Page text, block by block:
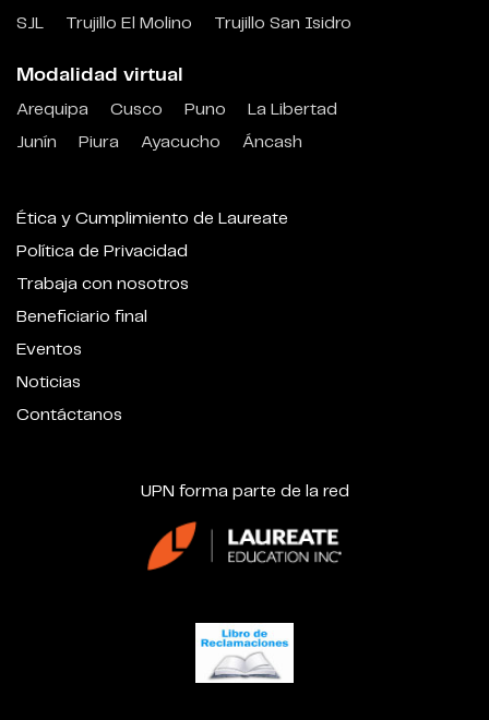
SJL
Trujillo El Molino Trujillo San Isidro
Modalidad virtual
Arequipa Cusco Puno
La Libertad
Junín
Piura Ayacucho Áncash
Ética y Cumplimiento de Laureate
Política de Privacidad
Trabaja con nosotros
Beneficiario final
Eventos
Noticias
Contáctanos
UPN forma parte de la red